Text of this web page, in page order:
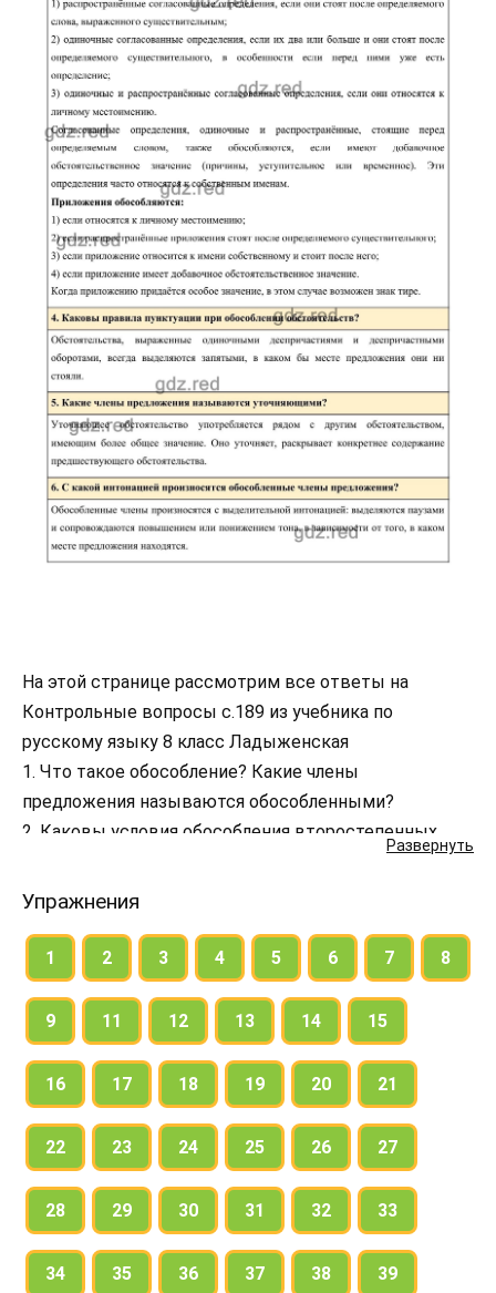
Развернуть
На этой странице рассмотрим все ответы на
Контрольные вопросы с.189 из учебника по
русскому языку 8 класс Ладыженская
1. Что такое обособление? Какие члены
предложения называются обособленными?
2. Каковы условия обособления второстепенных
3. Каковы правила пунктуации при обособлении
4. Каковы правила пунктуации при обособлении
обстоятельств?
5. Какие члены предложения называются
уточняющими?
6. С какой интонацией произносятся обособленные
члены предложения?
Упражнения
1 2 3 4 5 6 7 8
9 11 12 13 14 15
16 17 18 19 20 21
22 23 24 25 26 27
28 29 30 31 32 33
34 35 36 37 38 39